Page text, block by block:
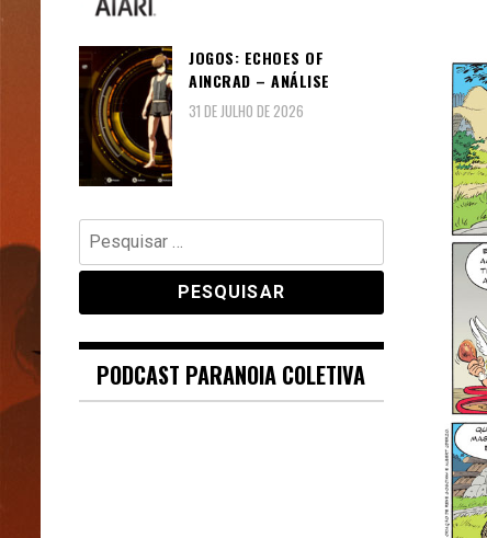
JOGOS: ECHOES OF
AINCRAD – ANÁLISE
31 DE JULHO DE 2026
Pesquisar
por:
PODCAST PARANOIA COLETIVA